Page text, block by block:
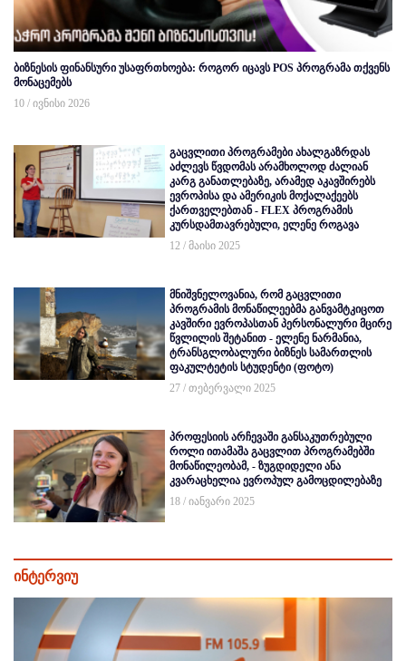
ბიზნესის ფინანსური უსაფრთხოება: როგორ იცავს POS პროგრამა თქვენს
მონაცემებს
10 / ივნისი 2026
გაცვლითი პროგრამები ახალგაზრდას
აძლევს წვდომას არამხოლოდ ძალიან
კარგ განათლებაზე, არამედ აკავშირებს
ევროპისა და ამერიკის მოქალაქეებს
ქართველებთან - FLEX პროგრამის
კურსდამთავრებული, ელენე როგავა
12 / მაისი 2025
მნიშვნელოვანია, რომ გაცვლითი
პროგრამის მონაწილეებმა განვამტკიცოთ
კავშირი ევროპასთან პერსონალური მცირე
წვლილის შეტანით - ელენე ნარმანია,
ტრანსგლობალური ბიზნეს სამართლის
ფაკულტეტის სტუდენტი (ფოტო)
27 / თებერვალი 2025
პროფესიის არჩევაში განსაკუთრებული
როლი ითამაშა გაცვლით პროგრამებში
მონაწილეობამ, - ზუგდიდელი ანა
კვარაცხელია ევროპულ გამოცდილებაზე
18 / იანვარი 2025
ინტერვიუ